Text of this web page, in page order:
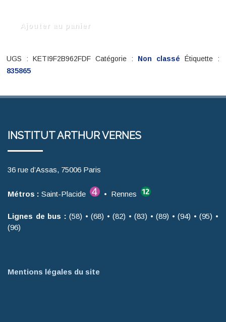
Ajouter au panier
UGS :KETI9F2B962FDF Catégorie : Non classé
Étiquette :
835865
INSTITUT ARTHUR VERNES
36 rue d’Assas, 75006 Paris
Métros : Saint-Placide • Rennes
Lignes de bus : (58) • (68) • (82) • (83) • (89) • (94) • (95) •
(96)
Mentions légales du site